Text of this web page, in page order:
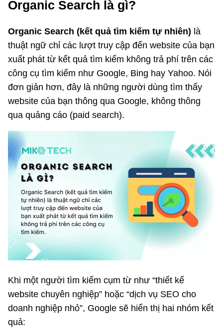
Organic Search là gì?
Organic Search (kết quả tìm kiếm tự nhiên) là
thuật ngữ chỉ các lượt truy cập đến website của bạn
xuất phát từ kết quả tìm kiếm không trả phí trên các
công cụ tìm kiếm như Google, Bing hay Yahoo. Nói
đơn giản hơn, đây là những người dùng tìm thấy
website của bạn thông qua Google, không thông
qua quảng cáo (paid search).
Khi một người tìm kiếm cụm từ như “thiết kế
website chuyên nghiệp” hoặc “dịch vụ SEO cho
doanh nghiệp nhỏ”, Google sẽ hiển thị hai nhóm kết
quả: